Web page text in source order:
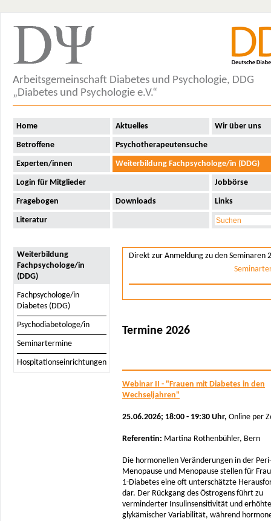
Arbeitsgemeinschaft Diabetes und Psychologie, DDG
„Diabetes und Psychologie e.V.“
Home Aktuelles Wir über uns
Betroffene Psychotherapeutensuche
Experten/innen Weiterbildung Fachpsychologe/in (DDG)
Login für Mitglieder Jobbörse
Fragebogen Downloads Links
Literatur
Weiterbildung
Fachpsychologe/in
(DDG)
Fachpsychologe/in
Diabetes (DDG)
Psychodiabetologe/in
Seminartermine
Hospitationseinrichtungen
Direkt zur Anmeldung zu den Seminaren
Termine 2026
Webinar II - "Frauen mit Diabetes in den
Wechseljahren"
25.06.2026; 18:00 - 19:30 Uhr, Online per
Referentin: Martina Rothenbühler, Bern
Die hormonellen Veränderungen in der Peri-
Menopause und Menopause stellen für
1-Diabetes eine oft unterschätzte
dar. Der Rückgang des Östrogens führt zu
verminderter Insulinsensitivität und
glykämischer Variabilität, während